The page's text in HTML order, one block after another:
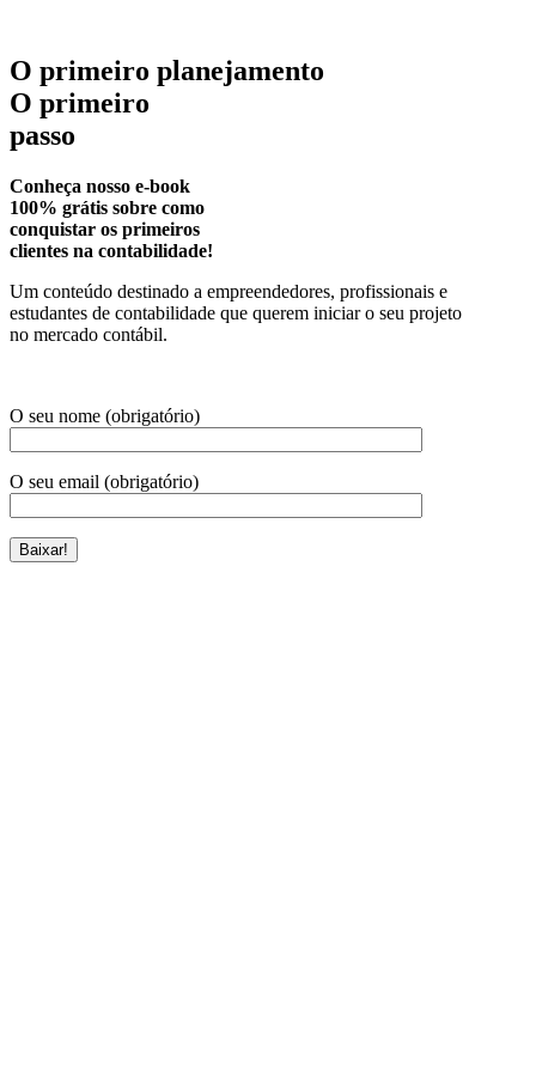
O primeiro planejamento
O primeiro
passo
Conheça nosso e-book
100% grátis sobre como
conquistar os primeiros
clientes na contabilidade!
Um conteúdo destinado a empreendedores, profissionais e
estudantes de contabilidade que querem iniciar o seu projeto
no mercado contábil.
O seu nome (obrigatório)
O seu email (obrigatório)